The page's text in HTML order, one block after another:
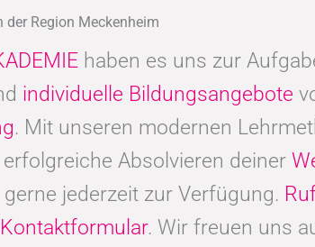
Region Meckenheim
haben es uns zur
individuelle Bildungsangebote
. Mit unseren modernen
Absolvieren deiner
jederzeit zur Verfügung.
Kontaktformular. Wir freuen uns